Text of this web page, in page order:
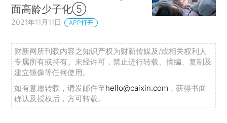
面高龄少子化⑤
2021年11月11日 APP打开
财新网所刊载内容之知识产权为财新传媒及/或相关权利人
专属所有或持有。未经许可，禁止进行转载、摘编、复制及
建立镜像等任何使用。
如有意愿转载，请发邮件至hello@caixin.com ，获得书面
确认及授权后，方可转载。